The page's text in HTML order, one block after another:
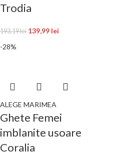
Trodia
193,19lei 139,99 lei
-28%
ALEGE MARIMEA
Ghete Femei
imblanite usoare
Coralia